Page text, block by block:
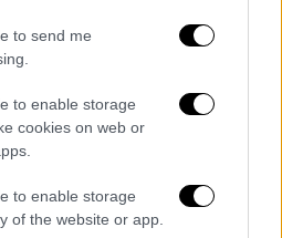
to send me
to enable storage
cookies on web or
to enable storage
of the website or app.
κ.Καμπανός
Γιάννη, τον μικρό
τον ρώτησε ποιος είναι
λαμβάνοντας ως
ενώ την ίδια
Σπύρο ο οποίος του
πολύ τον Μάνταλο